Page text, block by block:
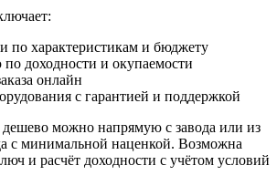
по характеристикам и бюджету
доходности и окупаемости
онлайн
с гарантией и поддержкой
можно напрямую с завода или из
с минимальной наценкой. Возможна
и расчёт доходности с учётом условий